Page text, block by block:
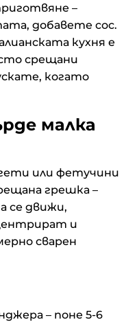
–
добавете сос.
кухня е
срещани
когато
малка
или фетучини
грешка –
се движи,
и
сварен
– поне 5-6